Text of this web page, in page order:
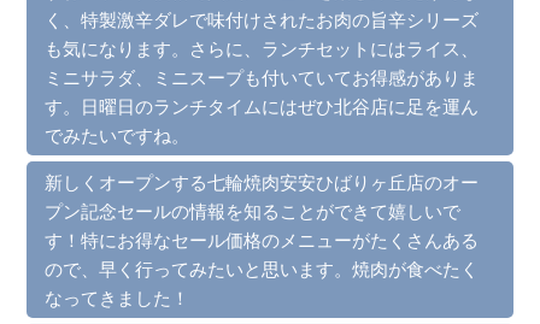
く、特製激辛ダレで味付けされたお肉の旨辛シリーズ
も気になります。さらに、ランチセットにはライス、
ミニサラダ、ミニスープも付いていてお得感がありま
す。日曜日のランチタイムにはぜひ北谷店に足を運ん
でみたいですね。
新しくオープンする七輪焼肉安安ひばりヶ丘店のオー
プン記念セールの情報を知ることができて嬉しいで
す！特にお得なセール価格のメニューがたくさんある
ので、早く行ってみたいと思います。焼肉が食べたく
なってきました！